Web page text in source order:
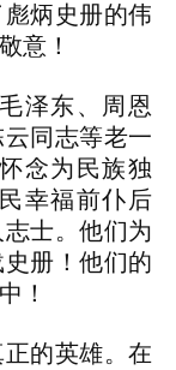
炳史册的伟
意！
泽东、周恩
同志等老一
念为民族独
幸福前仆后
士。他们为
册！他们的
！
的英雄。在